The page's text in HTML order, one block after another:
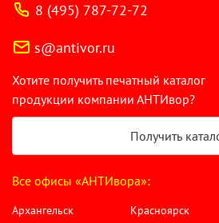
8 (495) 787-72-72
s@antivor.ru
Хотите получить печатный каталог
продукции компании АНТИвор?
Получить
Все офисы «АНТИвора»:
Архангельск
Красноярск